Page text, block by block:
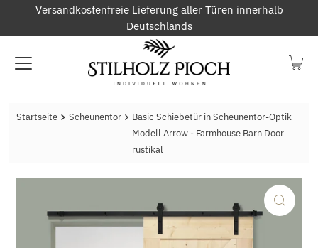
Versandkostenfreie Lieferung aller Türen innerhalb
Deutschlands
Startseite Scheunentor
Basic Schiebetür in Scheunentor-Optik
Modell Arrow - Farmhouse Barn Door
rustikal